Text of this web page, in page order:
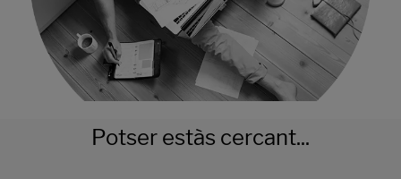
Potser estàs cercant...